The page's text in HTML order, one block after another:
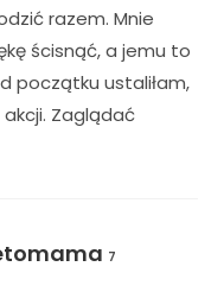
razem. Mnie
ścisnąć, a jemu to
początku ustaliłam,
Zaglądać
7